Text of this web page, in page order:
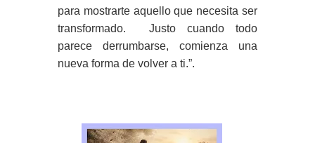
para mostrarte aquello que necesita ser
transformado. Justo cuando todo
parece derrumbarse, comienza una
nueva forma de volver a ti.”.